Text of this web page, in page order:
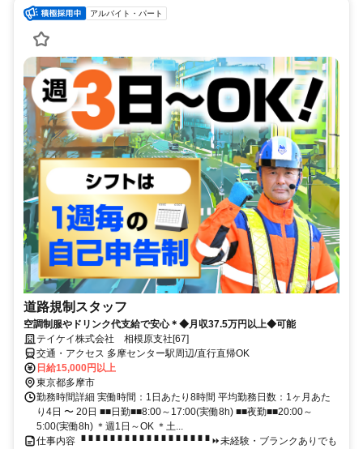
アルバイト・パート
道路規制スタッフ
空調制服やドリンク代支給で安心＊◆月収37.5万円以上◆可能
テイケイ株式会社 相模原支社[67]
交通・アクセス 多摩センター駅周辺/直行直帰OK
日給15,000円以上
東京都多摩市
勤務時間詳細 実働時間：1日あたり8時間 平均勤務日数：1ヶ月あた
り4日 〜 20日 ■■日勤■■8:00～17:00(実働8h) ■■夜勤■■20:00～
5:00(実働8h) ＊週1日～OK ＊土...
仕事内容 ▝▝▝▝▝▝▝▝▝▝▝▝▝▝▝▝▝▝ ⏩未経験・ブランクありでも